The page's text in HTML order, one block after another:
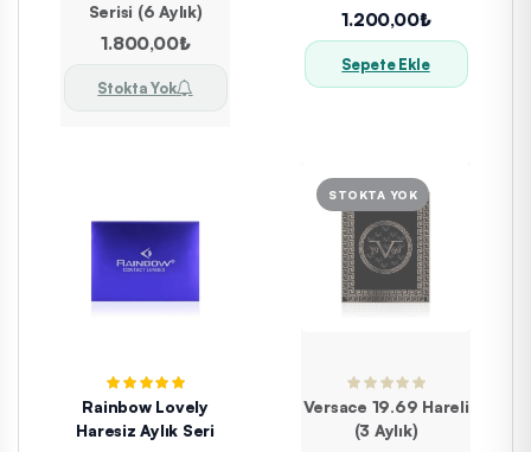
Serisi (6 Aylık)
1.800,00₺
Stokta Yok
1.200,00₺
Sepete Ekle
Rainbow Lovely
Haresiz Aylık Seri
Versace 19.69 Hareli
(3 Aylık)